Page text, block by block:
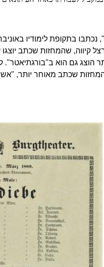
נכתבו בתקופת לימודיו
הרצל קיווה, שהמחזות שכתב
הוצג גם הוא
בגרמניה ובאוסטריה במשך 15 שנים